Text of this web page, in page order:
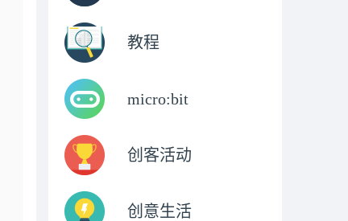
教程
micro:bit
创客活动
创意生活